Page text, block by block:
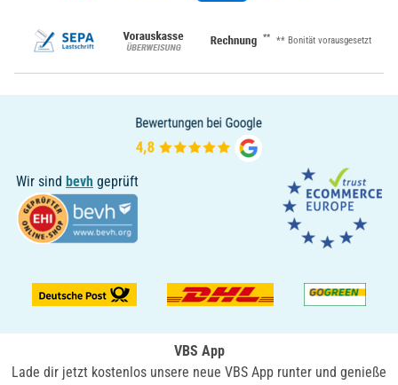
** ** Bonität vorausgesetzt
Wir sind bevh geprüft
VBS App
Lade dir jetzt kostenlos unsere neue VBS App runter und genieße